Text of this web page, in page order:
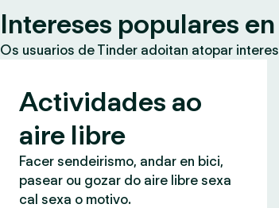
Intereses populares
Os usuarios de Tinder adoitan atopar
Actividades ao
aire libre
Facer sendeirismo, andar en bici,
pasear ou gozar do aire libre sexa
cal sexa o motivo.